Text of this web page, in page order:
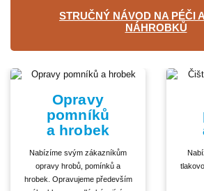
STRUČNÝ NÁVOD NA PÉČI
NÁHROBKŮ
Opravy
pomníků
a hrobek
Nabízíme svým zákazníkům
opravy hrobů, pomínků a
hrobek. Opravujeme především